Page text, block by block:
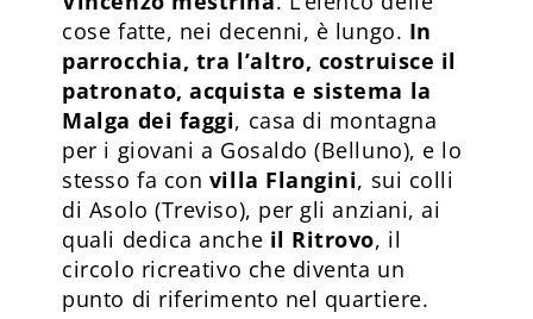
cose fatte, nei decenni, è lungo. In
parrocchia, tra l’altro, costruisce il
patronato, acquista e sistema la
Malga dei faggi, casa di montagna
per i giovani a Gosaldo (Belluno), e lo
stesso fa con villa Flangini, sui colli
di Asolo (Treviso), per gli anziani, ai
quali dedica anche il Ritrovo, il
circolo ricreativo che diventa un
punto di riferimento nel quartiere.